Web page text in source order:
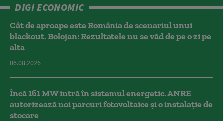
DIGI ECONOMIC
Cât de aproape este România de scenariul unui
blackout. Bolojan: Rezultatele nu se văd de pe o zi pe
alta
06.08.2026
Încă 161 MW intră în sistemul energetic. ANRE
autorizează noi parcuri fotovoltaice și o instalație de
stocare